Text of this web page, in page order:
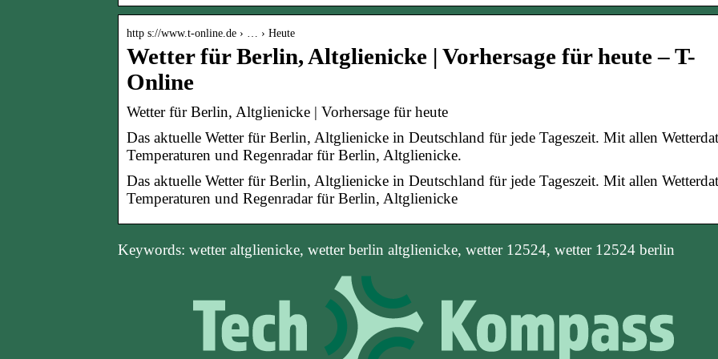
http s://www.t-online.de › … › Heute
Wetter für Berlin, Altglienicke | Vorhersage für heute – T-
Online
Wetter für Berlin, Altglienicke | Vorhersage für heute
Das aktuelle Wetter für Berlin, Altglienicke in Deutschland für jede Tageszeit. Mit allen
Temperaturen und Regenradar für Berlin, Altglienicke.
Das aktuelle Wetter für Berlin, Altglienicke in Deutschland für jede Tageszeit. Mit allen
Temperaturen und Regenradar für Berlin, Altglienicke
Keywords: wetter altglienicke, wetter berlin altglienicke, wetter 12524, wetter 12524 berlin